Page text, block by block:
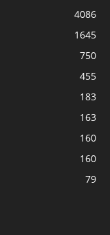
4086
1645
750
455
183
163
160
160
79